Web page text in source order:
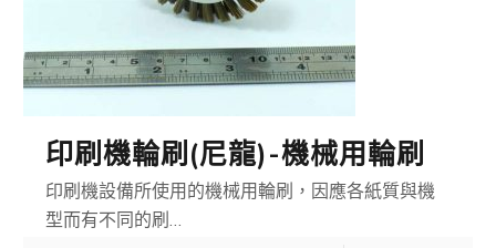
印刷機輪刷(尼龍)-機械用輪刷
印刷機設備所使用的機械用輪刷，因應各紙質與機
型而有不同的刷…